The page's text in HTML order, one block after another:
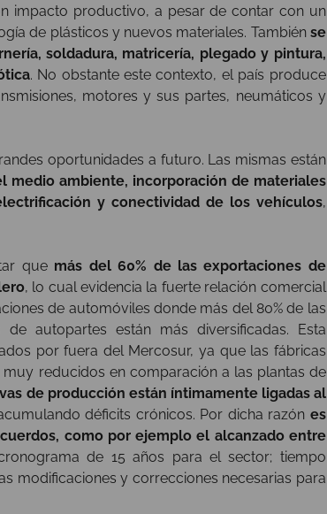
impacto productivo, a pesar de contar con un
de plásticos y nuevos materiales. Tambiénse
soldadura, matricería, plegado y pintura,
. No obstante este contexto, el país produce
motores y sus partes, neumáticos y
oportunidades a futuro. Las mismas están
medio ambiente, incorporación de materiales
y conectividad de los vehículos,
quemás del 60% de las exportaciones de
, lo cual evidencia la fuerte relación comercial
de automóviles donde más del 80% de las
autopartes están más diversificadas. Esta
por fuera del Mercosur, ya que las fábricas
reducidos en comparación a las plantas de
de producción están íntimamente ligadas al
déficits crónicos. Por dicha razón es
como por ejemplo el alcanzado entre
de 15 años para el sector; tiempo
modificaciones y correcciones necesarias para